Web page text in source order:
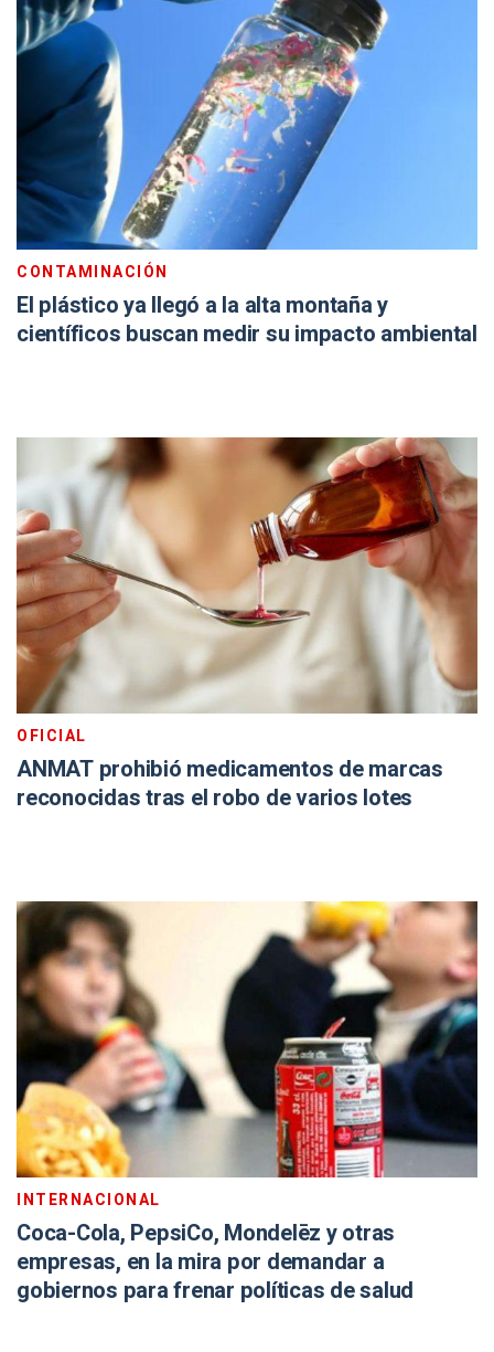
CONTAMINACIÓN
El plástico ya llegó a la alta montaña y
científicos buscan medir su impacto ambiental
OFICIAL
ANMAT prohibió medicamentos de marcas
reconocidas tras el robo de varios lotes
INTERNACIONAL
Coca-Cola, PepsiCo, Mondelēz y otras
empresas, en la mira por demandar a
gobiernos para frenar políticas de salud